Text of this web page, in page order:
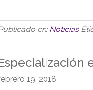
en: Noticias
19, 2018